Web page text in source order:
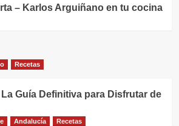
– Karlos Arguiñano en tu cocina
Recetas
Guía Definitiva para Disfrutar de
Andalucía Recetas